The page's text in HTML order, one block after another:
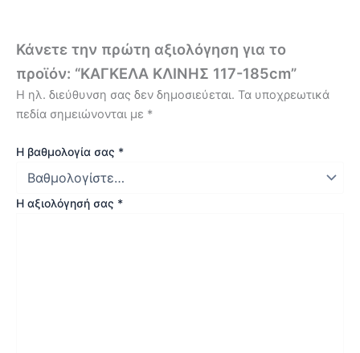
Κάνετε την πρώτη αξιολόγηση για το
προϊόν: “ΚΑΓΚΕΛΑ ΚΛΙΝΗΣ 117-185cm”
Η ηλ. διεύθυνση σας δεν δημοσιεύεται. Τα υποχρεωτικά
πεδία σημειώνονται με *
Η βαθμολογία σας *
Η αξιολόγησή σας *